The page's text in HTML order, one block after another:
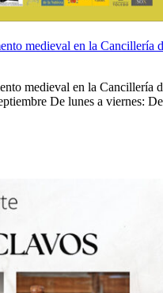
medieval en la Cancillería
medieval en la Cancillería
De lunes a viernes: De